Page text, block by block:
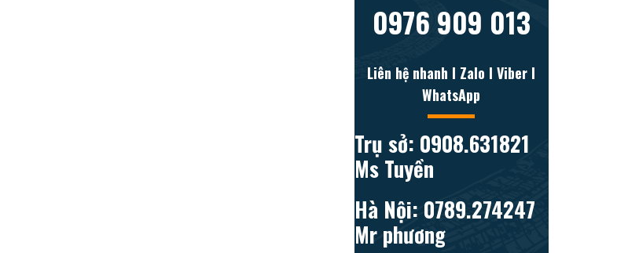
0976 909 013
Liên hệ nhanh l Zalo l Viber l
WhatsApp
Trụ sở: 0908.631821
Ms Tuyền
Hà Nội: 0789.274247
Mr phương